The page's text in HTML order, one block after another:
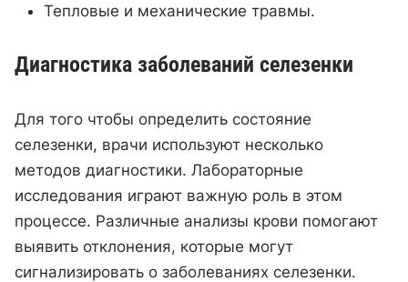
Тепловые и механические травмы.
Диагностика заболеваний селезенки
Для того чтобы определить состояние
селезенки, врачи используют несколько
методов диагностики. Лабораторные
исследования играют важную роль в этом
процессе. Различные анализы крови помогают
выявить отклонения, которые могут
сигнализировать о заболеваниях селезенки.